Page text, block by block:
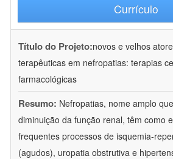
Currículo
Título do Projeto:novos e velhos
terapêuticas em nefropatias: terapias
farmacológicas
Resumo: Nefropatias, nome amplo
diminuição da função renal, têm como
frequentes processos de isquemia-
(agudos), uropatia obstrutiva e